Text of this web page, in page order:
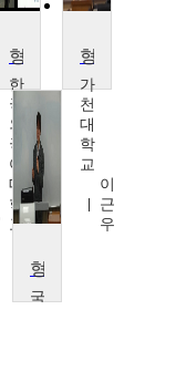
한
국
외
국
어
대
학
교
현
가
천
대
학
교
이
근
우
국